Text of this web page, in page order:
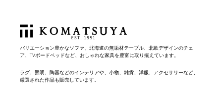
バリエーション豊かなソファ、北海道の無垢材テーブル、北欧デザインのチェ
ア、TVボードベッドなど、おしゃれな家具を豊富に取り揃えています。
ラグ、照明、陶器などのインテリアや、小物、雑貨、洋服、アクセサリーなど、
厳選された作品も販売しています。